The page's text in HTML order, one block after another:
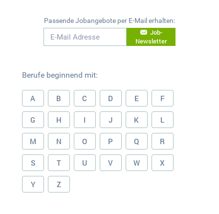
Passende Jobangebote per E-Mail erhalten:
Job-
Newsletter
Berufe beginnend mit:
A B C D E F
G H I J K L
M N O P Q R
S T U V W X
Y Z